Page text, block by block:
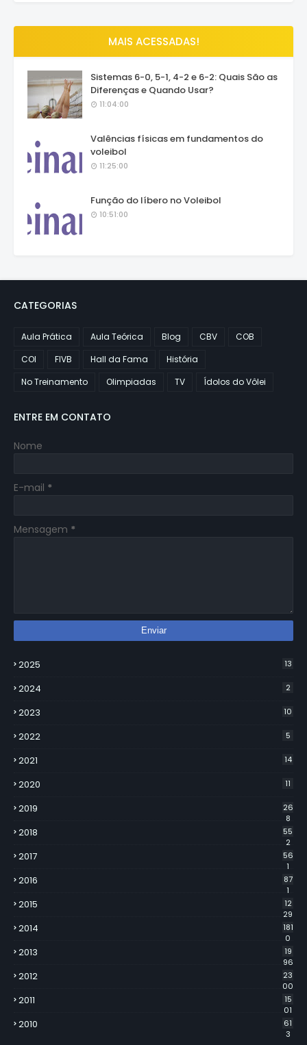
MAIS ACESSADAS!
Sistemas 6-0, 5-1, 4-2 e 6-2: Quais São as
Diferenças e Quando Usar?
11:04:00
Valências físicas em fundamentos do
voleibol
11:25:00
Função do líbero no Voleibol
10:51:00
CATEGORIAS
Aula Prática Aula Teórica Blog CBV
COB
COI
FIVB Hall da Fama
História
No Treinamento
Olimpiadas TV Ídolos do Vôlei
ENTRE EM CONTATO
Nome
E-mail *
Mensagem *
2025 13
2024 2
2023 10
2022 5
2021 14
2020 11
2019
26
8
2018
55
2
2017
56
1
2016
87
1
2015
12
29
2014
181
0
2013
19
96
2012
23
00
2011
15
01
2010
61
3